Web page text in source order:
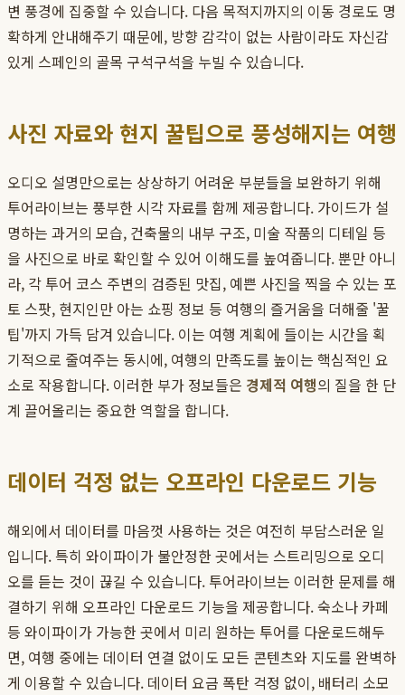
변 풍경에 집중할 수 있습니다. 다음 목적지까지의 이동 경로도 명
확하게 안내해주기 때문에, 방향 감각이 없는 사람이라도 자신감
있게 스페인의 골목 구석구석을 누빌 수 있습니다.
사진 자료와 현지 꿀팁으로 풍성해지는 여행
오디오 설명만으로는 상상하기 어려운 부분들을 보완하기 위해
투어라이브는 풍부한 시각 자료를 함께 제공합니다. 가이드가 설
명하는 과거의 모습, 건축물의 내부 구조, 미술 작품의 디테일 등
을 사진으로 바로 확인할 수 있어 이해도를 높여줍니다. 뿐만 아니
라, 각 투어 코스 주변의 검증된 맛집, 예쁜 사진을 찍을 수 있는 포
토 스팟, 현지인만 아는 쇼핑 정보 등 여행의 즐거움을 더해줄 '꿀
팁'까지 가득 담겨 있습니다. 이는 여행 계획에 들이는 시간을 획
기적으로 줄여주는 동시에, 여행의 만족도를 높이는 핵심적인 요
소로 작용합니다. 이러한 부가 정보들은 경제적 여행의 질을 한 단
계 끌어올리는 중요한 역할을 합니다.
데이터 걱정 없는 오프라인 다운로드 기능
해외에서 데이터를 마음껏 사용하는 것은 여전히 부담스러운 일
입니다. 특히 와이파이가 불안정한 곳에서는 스트리밍으로 오디
오를 듣는 것이 끊길 수 있습니다. 투어라이브는 이러한 문제를 해
결하기 위해 오프라인 다운로드 기능을 제공합니다. 숙소나 카페
등 와이파이가 가능한 곳에서 미리 원하는 투어를 다운로드해두
면, 여행 중에는 데이터 연결 없이도 모든 콘텐츠와 지도를 완벽하
게 이용할 수 있습니다. 데이터 요금 폭탄 걱정 없이, 배터리 소모